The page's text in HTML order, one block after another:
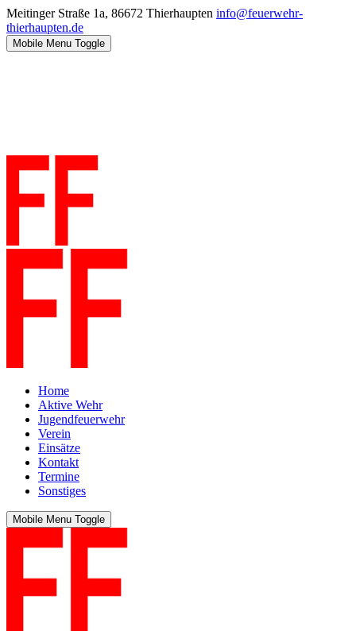
Meitinger Straße 1a, 86672 Thierhaupten info@feuerwehr-
thierhaupten.de
Mobile Menu Toggle
Home
Aktive Wehr
Jugendfeuerwehr
Verein
Einsätze
Kontakt
Termine
Sonstiges
Mobile Menu Toggle